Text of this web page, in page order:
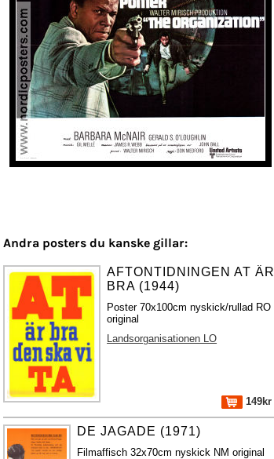
Andra posters du kanske gillar:
AFTONTIDNINGEN AT ÄR
BRA (1944)
Poster 70x100cm nyskick/rullad RO
original
Landsorganisationen LO
149kr
DE JAGADE (1971)
Filmaffisch 32x70cm nyskick NM original